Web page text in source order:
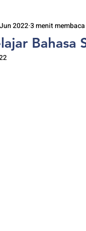
Bahasa
20223 menit membaca